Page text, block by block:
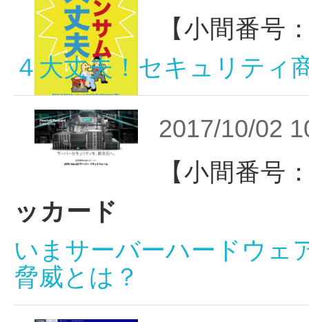
【小間番号
４大丈夫！セキュリティ
2017/10/02
【小間番号
ッカード
いまサーバーハードウ
脅威とは？